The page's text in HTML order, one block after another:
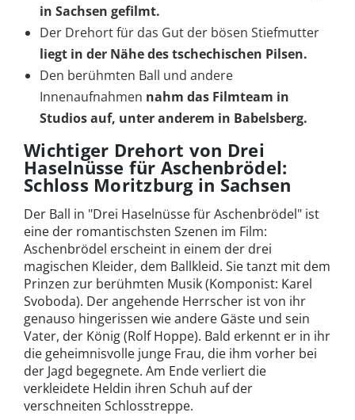
in Sachsen gefilmt.
Der Drehort für das Gut der bösen Stiefmutter
liegt in der Nähe des tschechischen Pilsen.
Den berühmten Ball und andere
Innenaufnahmen nahm das Filmteam in
Studios auf, unter anderem in Babelsberg.
Wichtiger Drehort von Drei
Haselnüsse für Aschenbrödel:
Schloss Moritzburg in Sachsen
Der Ball in "Drei Haselnüsse für Aschenbrödel" ist
eine der romantischsten Szenen im Film:
Aschenbrödel erscheint in einem der drei
magischen Kleider, dem Ballkleid. Sie tanzt mit dem
Prinzen zur berühmten Musik (Komponist: Karel
Svoboda). Der angehende Herrscher ist von ihr
genauso hingerissen wie andere Gäste und sein
Vater, der König (Rolf Hoppe). Bald erkennt er in ihr
die geheimnisvolle junge Frau, die ihm vorher bei
der Jagd begegnete. Am Ende verliert die
verkleidete Heldin ihren Schuh auf der
verschneiten Schlosstreppe.